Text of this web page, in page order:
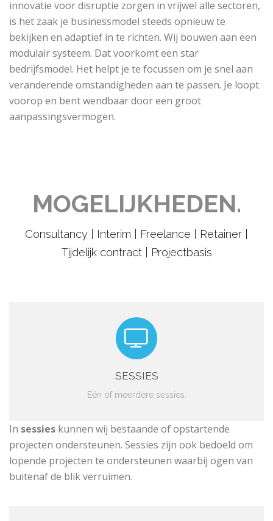
innovatie voor disruptie zorgen in vrijwel alle sectoren,
is het zaak je businessmodel steeds opnieuw te
bekijken en adaptief in te richten. Wij bouwen aan een
modulair systeem. Dat voorkomt een star
bedrijfsmodel. Het helpt je te focussen om je snel aan
veranderende omstandigheden aan te passen. Je loopt
voorop en bent wendbaar door een groot
aanpassingsvermogen.
MOGELIJKHEDEN.
Consultancy | Interim | Freelance | Retainer |
Tijdelijk contract | Projectbasis
SESSIES
Eén of meerdere sessies.
In sessies kunnen wij bestaande of opstartende
projecten ondersteunen. Sessies zijn ook bedoeld om
lopende projecten te ondersteunen waarbij ogen van
buitenaf de blik verruimen.